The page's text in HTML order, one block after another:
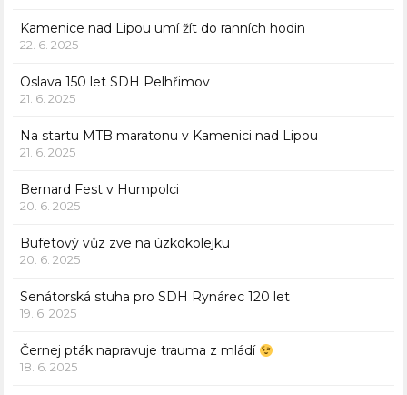
Kamenice nad Lipou umí žít do ranních hodin
22. 6. 2025
Oslava 150 let SDH Pelhřimov
21. 6. 2025
Na startu MTB maratonu v Kamenici nad Lipou
21. 6. 2025
Bernard Fest v Humpolci
20. 6. 2025
Bufetový vůz zve na úzkokolejku
20. 6. 2025
Senátorská stuha pro SDH Rynárec 120 let
19. 6. 2025
Černej pták napravuje trauma z mládí
18. 6. 2025